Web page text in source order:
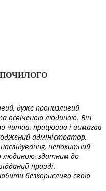
дуже пронизливий
освіченою людиною. Він
читав, працював і вимагав
адміністратор,
непохитний
людиною, здатним до
правді.
безкорисливо свою